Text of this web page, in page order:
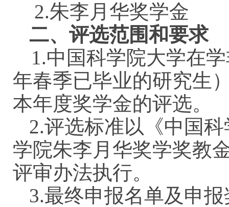
2.朱李月 华奖学金
二、评选范围和要求
1.中国科学院大学在
年春季已毕业的研究生
本年度奖学金的评选。
2.评选标准以《中国
学院朱李月华奖学奖教
评审办法执行。
3.最终申报名单及 申报